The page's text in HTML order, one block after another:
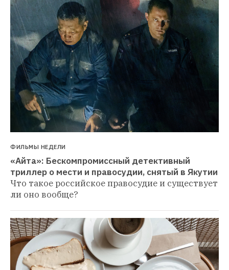
ФИЛЬМЫ НЕДЕЛИ
«Айта»: Бескомпромиссный детективный
триллер о мести и правосудии, снятый в Якутии
Что такое российское правосудие и существует
ли оно вообще?